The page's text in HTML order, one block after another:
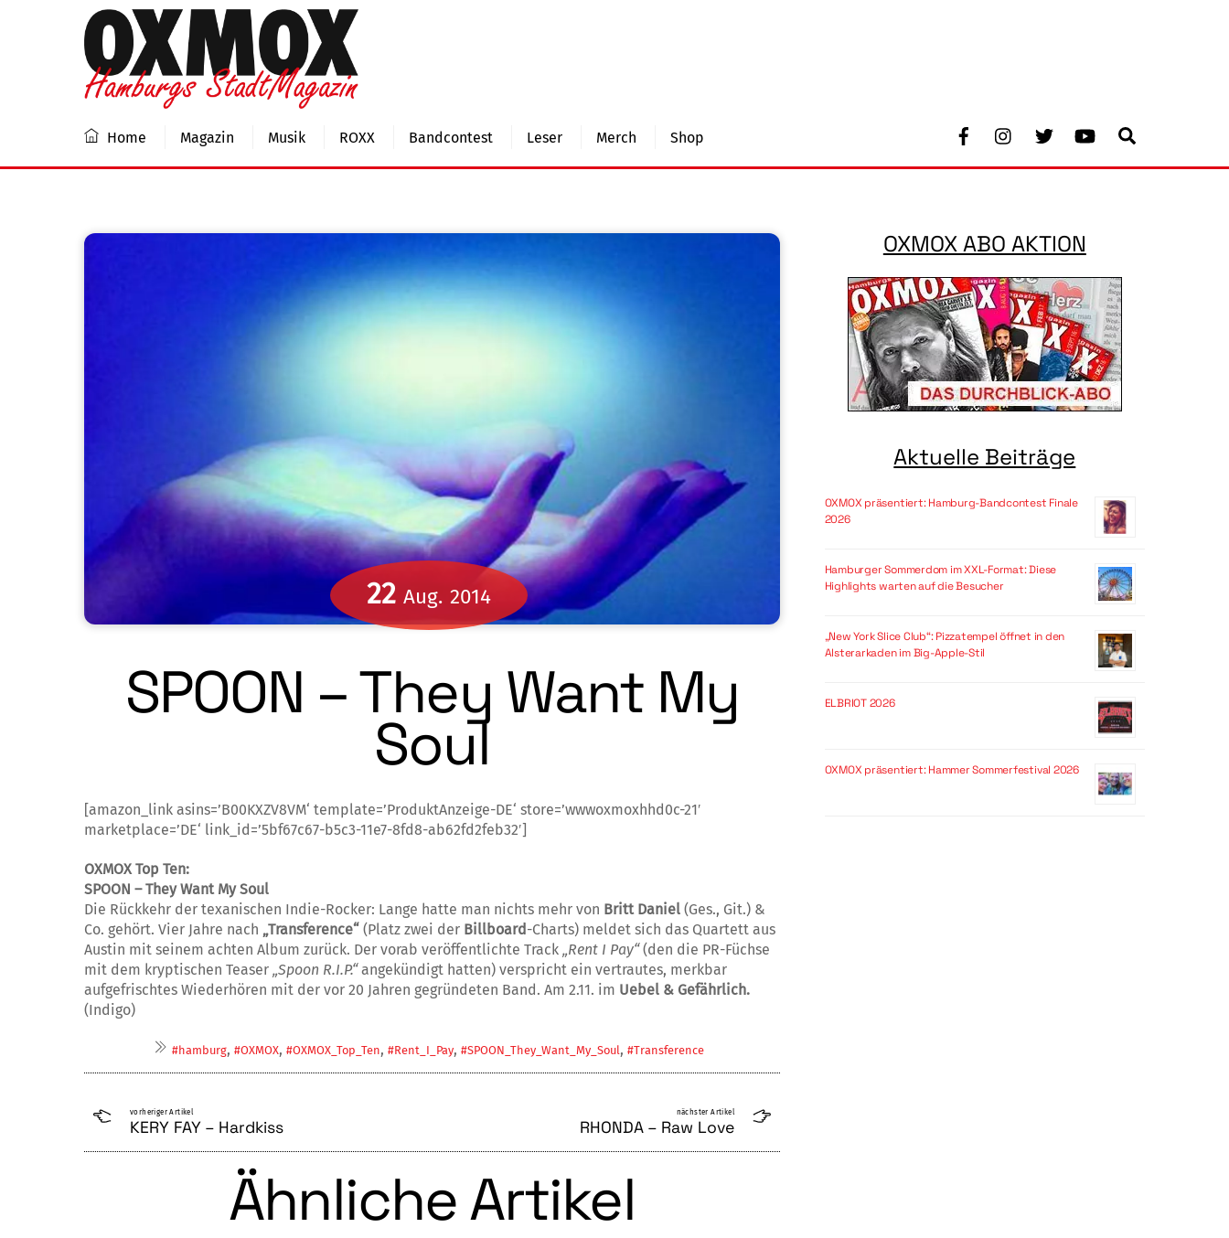
Facebook Youtube
Home Magazin Musik ROXX Bandcontest Leser Merch Shop
22 Aug. 2014
SPOON – They Want My
Soul
[amazon_link asins=’B00KXZV8VM‘ template=’ProduktAnzeige-DE‘ store=’wwwoxmoxhhd0c-21′
marketplace=’DE‘ link_id=’5bf67c67-b5c3-11e7-8fd8-ab62fd2feb32′]
OXMOX Top Ten:
SPOON – They Want My Soul
Die Rückkehr der texanischen Indie-Rocker: Lange hatte man nichts mehr von Britt Dani­el (Ges., Git.) &
Co. gehört. Vier Jahre nach „Transference“ (Platz zwei der Billboard -Charts) meldet sich das Quartett aus
Austin mit seinem achten Album zurück. Der vorab veröffentlichte Track „Rent I Pay“(den die PR-Füchse
mit dem kryptischen Teaser „Spoon R.I.P.“angekündigt hatten) verspri­cht ein vertrautes, merkbar
aufgefrischtes Wiederhören mit der vor 20 Jahren gegründe­ten Band. Am 2.11. im Uebel & Gefährlich.
(Indigo)
#hamburg,#OXMOX,#OXMOX_Top_Ten,#Rent_I_Pay,#SPOON_They_Want_My_Soul,#Transference
vorheriger Artikel
KERY FAY – Hardkiss
nächster Artikel
RHONDA – Raw Love
Ähnliche Artikel
OXMOX ABO AKTION
Aktuelle Beiträge
OXMOX präsentiert: Hamburg-Bandcontest Finale
2026
Hamburger Sommerdom im XXL-Format: Diese
Highlights warten auf die Besucher
„New York Slice Club“: Pizzatempel öffnet in den
Alsterarkaden im Big-Apple-Stil
ELBRIOT 2026
OXMOX präsentiert: Hammer Sommerfestival 2026